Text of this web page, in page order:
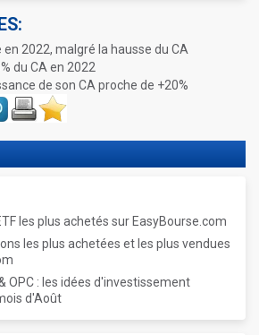
2022, malgré la hausse du CA
du CA en 2022
de son CA proche de +20%
ImprimerFavoris
les plus achetés sur EasyBourse.com
les plus achetées et les plus vendues
OPC : les idées d'investissement
d'Août